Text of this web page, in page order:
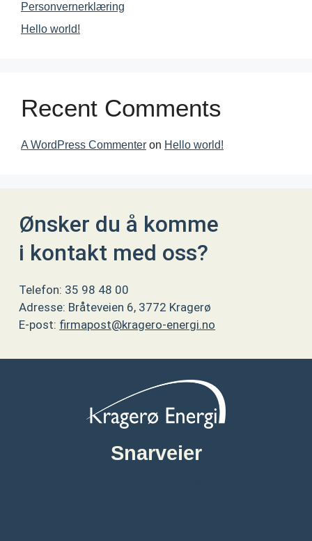
Personvernerklæring
Hello world!
Recent Comments
A WordPress Commenter on Hello world!
Ønsker du å komme
i kontakt med oss?
Telefon: 35 98 48 00
Adresse: Bråteveien 6, 3772 Kragerø
E-post: firmapost@kragero-energi.no
Snarveier